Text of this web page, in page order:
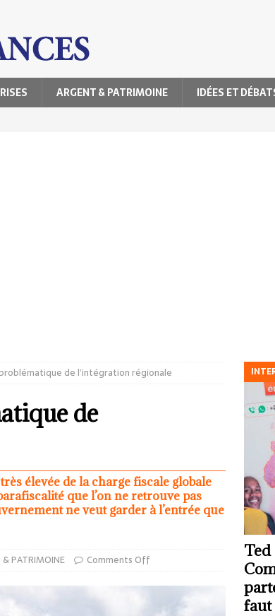
ARGENT & PATRIMOINE IDÉES ET
de l’intégration régionale
de
élevée de la charge fiscale globale
que l’on ne retrouve pas
ne veut garder à l’entrée que
& PATRIMOINE Comments Off
Ted
faut